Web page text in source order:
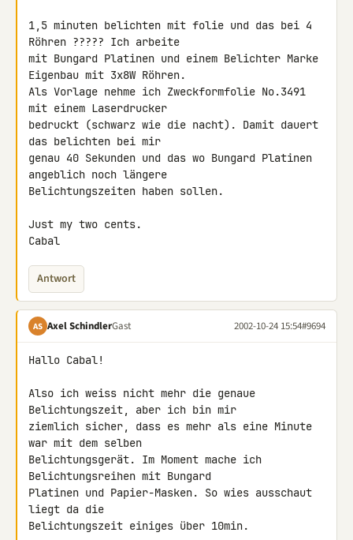
1,5 minuten belichten mit folie und das bei 4
Röhren ????? Ich arbeite
mit Bungard Platinen und einem Belichter Marke
Eigenbau mit 3x8W Röhren.
Als Vorlage nehme ich Zweckformfolie No.3491
mit einem Laserdrucker
bedruckt (schwarz wie die nacht). Damit dauert
das belichten bei mir
genau 40 Sekunden und das wo Bungard Platinen
angeblich noch längere
Belichtungszeiten haben sollen.
Just my two cents.
Cabal
Antwort
AS Axel SchindlerGast 2002-10-24 15:54#9694
Hallo Cabal!
Also ich weiss nicht mehr die genaue
Belichtungszeit, aber ich bin mir
ziemlich sicher, dass es mehr als eine Minute
war mit dem selben
Belichtungsgerät. Im Moment mache ich
Belichtungsreihen mit Bungard
Platinen und Papier-Masken. So wies ausschaut
liegt da die
Belichtungszeit einiges über 10min.